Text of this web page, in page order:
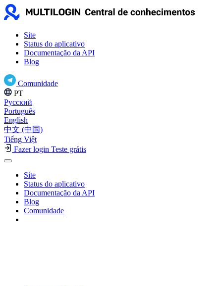
Site
Status do aplicativo
Documentação da API
Blog
Comunidade
PT
Русский
Português
English
中文 (中国)
Tiếng Việt
Fazer login Teste grátis
Site
Status do aplicativo
Documentação da API
Blog
Comunidade